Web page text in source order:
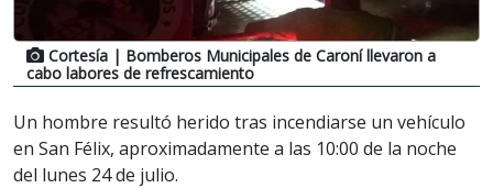
Cortesía | Bomberos Municipales de Caroní llevaron a
cabo labores de refrescamiento
Un hombre resultó herido tras incendiarse un vehículo
en San Félix, aproximadamente a las 10:00 de la noche
del lunes 24 de julio.